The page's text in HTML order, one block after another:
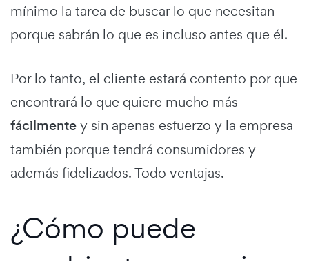
mínimo la tarea de buscar lo que necesitan
porque sabrán lo que es incluso antes que él.
Por lo tanto, el cliente estará contento por que
encontrará lo que quiere mucho más
fácilmentey sin apenas esfuerzo y la empresa
también porque tendrá consumidores y
además fidelizados. Todo ventajas.
¿Cómo puede